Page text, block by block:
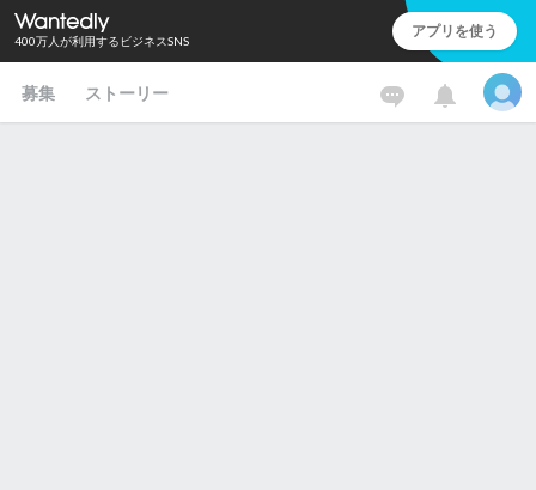
400万人が利用するビジネスSNS アプリを使う
募集 ストーリー